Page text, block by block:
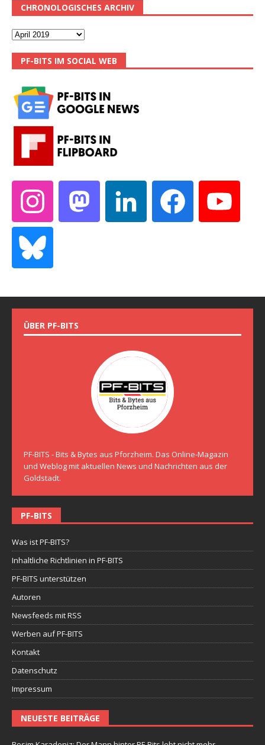
CHRONOLOGISCHES ARCHIV
PF-BITS IM SOCIAL WEB
ÜBER PF-BITS
PF-BITS - Bits & Bytes aus Pforzheim. Das Online-Magazin
und Weblog mit aktuellen News und Nachrichten aus der
Goldstadt.
PF-BITS
Was ist PF-BITS?
Inhaltliche Richtlinien in PF-BITS
PF-BITS unterstützen
Autoren
Newsfeeds mit RSS
Werben auf PF-BITS
Kontakt
Datenschutz
Impressum
NEUESTE BEITRÄGE